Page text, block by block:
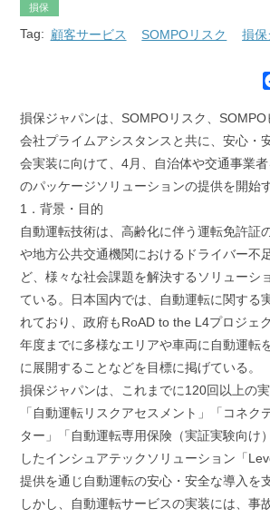
損保
Tag: 顧客サービス SOMPOリスク 損保
損保ジャパンは、SOMPOリスク、
会社プライムアシスタンスと共に、安心・
会実装に向けて、4月、自治体や交通事業
のパッケージソリューションの提供を開始す
1．背景・目的
自動運転技術は、高齢化に伴う運転免許証
や地方公共交通機関におけるドライバー不
ど、様々な社会課題を解決するソリューシ
ている。日本国内では、自動運転に関する
れており、政府もRoAD to the L4プロジェ
年度までに多様なエリアや車両に自動運転
に展開することなどを目標に掲げている。
損保ジャパンは、これまでに120回以上の実
「自動運転リスクアセスメント」「コネク
ター」「自動運転専用保険（実証実験向け
したインシュアテックソリューション「
提供を通じ自動運転の安心・安全な導入を
しかし、自動運転サービスの実装には、事